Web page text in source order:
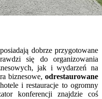
dobrze przygotowane
się do organizowania
jak i wydarzeń na
biznesowe, odrestaurowane
i restauracje to ogromny
konferencji znajdzie coś